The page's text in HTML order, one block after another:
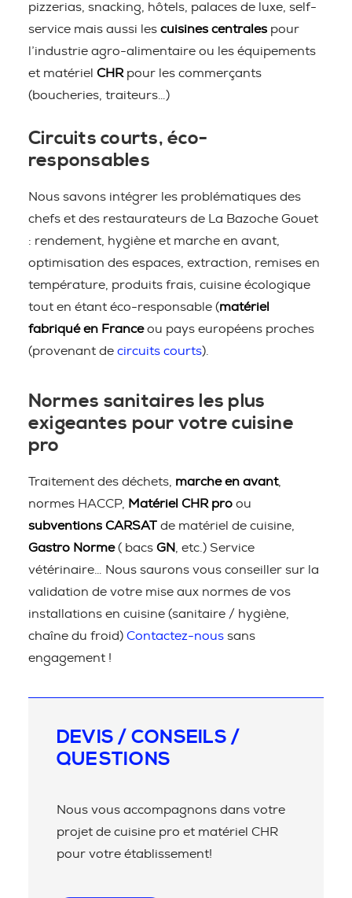
pizzerias, snacking, hôtels, palaces de luxe, self-
service mais aussi les cuisines centrales pour
l’industrie agro-alimentaire ou les équipements
et matériel CHR pour les commerçants
(boucheries, traiteurs…)
Circuits courts, éco-
responsables
Nous savons intégrer les problématiques des
chefs et des restaurateurs de La Bazoche Gouet
: rendement, hygiène et marche en avant,
optimisation des espaces, extraction, remises en
température, produits frais, cuisine écologique
tout en étant éco-responsable (matériel
fabriqué en Franceou pays européens proches
(provenant de circuits courts).
Normes sanitaires les plus
exigeantes pour votre cuisine
pro
Traitement des déchets, marche en avant,
normes HACCP,
Matériel CHR pro ou
subventions CARSAT de matériel de cuisine,
Gastro Norme( bacs GN
, etc.) Service
vétérinaire… Nous saurons vous conseiller sur la
validation de votre mise aux normes de vos
installations en cuisine (sanitaire / hygiène,
chaîne du froid) Contactez-nous sans
engagement !
DEVIS / CONSEILS /
QUESTIONS
Nous vous accompagnons dans votre
projet de cuisine pro et matériel CHR
pour votre établissement!